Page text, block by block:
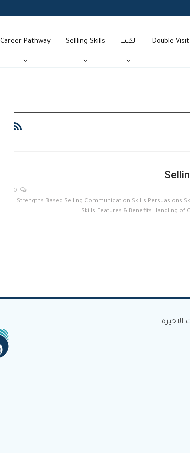
Double الكتب Sellling Skills
Career Pathway
Strengths Based Selling Communication Skills Persuasions
Skills Features & Benefits Handling of
الاخيرة